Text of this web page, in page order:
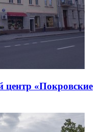
центр «Покровские